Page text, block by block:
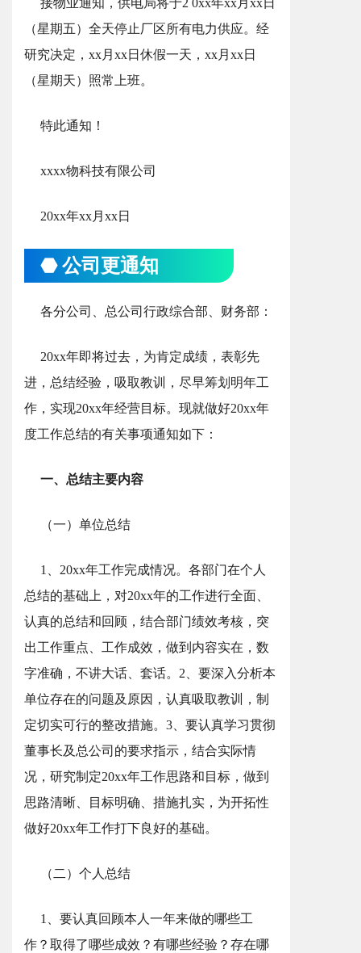
接物业通知，供电局将于2 0xx年xx月xx日
（星期五）全天停止厂区所有电力供应。经
研究决定，xx月xx日休假一天，xx月xx日
（星期天）照常上班。
特此通知！
xxxx物科技有限公司
20xx年xx月xx日
⬣ 公司更通知
各分公司、总公司行政综合部、财务部：
20xx年即将过去，为肯定成绩，表彰先
进，总结经验，吸取教训，尽早筹划明年工
作，实现20xx年经营目标。现就做好20xx年
度工作总结的有关事项通知如下：
一、总结主要内容
（一）单位总结
1、20xx年工作完成情况。各部门在个人
总结的基础上，对20xx年的工作进行全面、
认真的总结和回顾，结合部门绩效考核，突
出工作重点、工作成效，做到内容实在，数
字准确，不讲大话、套话。2、要深入分析本
单位存在的问题及原因，认真吸取教训，制
定切实可行的整改措施。3、要认真学习贯彻
董事长及总公司的要求指示，结合实际情
况，研究制定20xx年工作思路和目标，做到
思路清晰、目标明确、措施扎实，为开拓性
做好20xx年工作打下良好的基础。
（二）个人总结
1、要认真回顾本人一年来做的哪些工
作？取得了哪些成效？有哪些经验？存在哪